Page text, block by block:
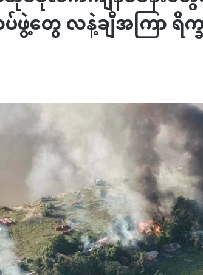
ဖွဲ့တွေ လနဲ့ချီအကြာ ရိက္